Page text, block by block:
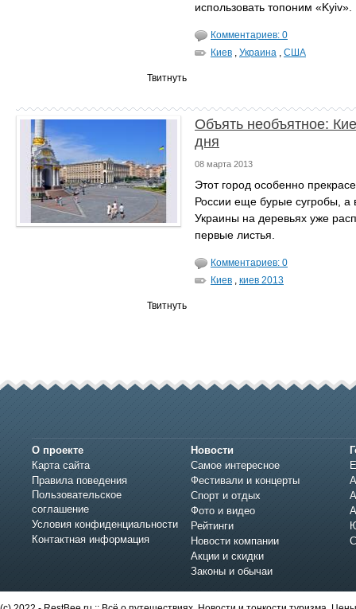
использовать топоним «Kyiv».
Комментариев: 0
Киев , Украина , США
Твитнуть
Объять необъятное:
дня
08 марта 2013
Этот город особенно
России еще бурые сугробы, а
Украины на деревьях уже
первые листья.
Комментариев: 0
Киев , киев 2013
Твитнуть
О проекте
Карта сайта
Правила поведения
Пользовательское
соглашение
Условия конфиденциальности
Контактная информация
Новости
Самое интересное
Фестивали и концерты
Спорт и отдых
Фото и видео
Рейтинги
Новости компании
Акции и скидки
Законы и обычаи